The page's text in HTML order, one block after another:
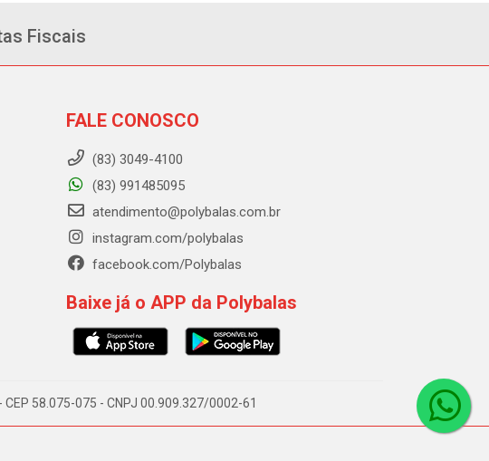
Fiscais
FALE CONOSCO
(83) 3049-4100
(83) 991485095
atendimento@polybalas.com.br
instagram.com/polybalas
facebook.com/Polybalas
Baixe já o APP da Polybalas
58.075-075 - CNPJ 00.909.327/0002-61